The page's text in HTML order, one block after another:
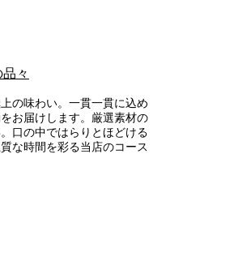
々
の味わい。一貫一貫に込め
お届けします。厳選素材の
口の中ではらりとほどける
な時間を彩る当店のコース